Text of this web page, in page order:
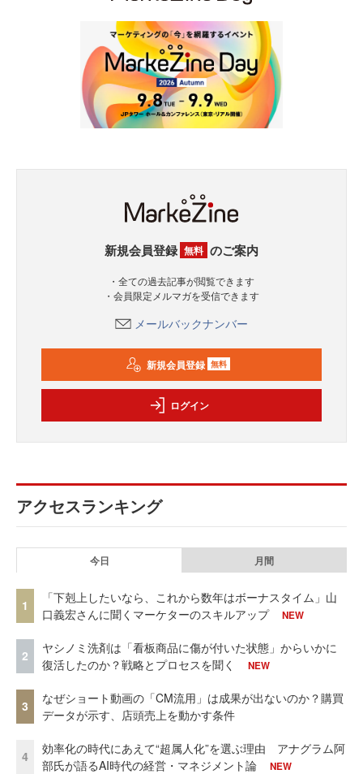
新規会員登録 無料 のご案内
・全ての過去記事が閲覧できます
・会員限定メルマガを受信できます
メールバックナンバー
新規会員登録 無料
ログイン
アクセスランキング
今日 月間
1
「下剋上したいなら、これから数年はボーナスタイム」山
口義宏さんに聞くマーケターのスキルアップ
NEW
2
ヤシノミ洗剤は「看板商品に傷が付いた状態」からいかに
復活したのか？戦略とプロセスを聞く
NEW
3
なぜショート動画の「CM流用」は成果が出ないのか？購買
データが示す、店頭売上を動かす条件
4
効率化の時代にあえて“超属人化”を選ぶ理由 アナグラム阿
部氏が語るAI時代の経営・マネジメント論
NEW